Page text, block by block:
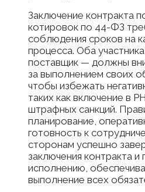
Заключение контракта
котировок по 44-ФЗ
соблюдения сроков на
процесса. Оба
поставщик — должны
за выполнением своих
чтобы избежать
таких как включение в
штрафных санкций.
планирование,
готовность к
сторонам успешно
заключения контракта и
исполнению,
выполнение всех